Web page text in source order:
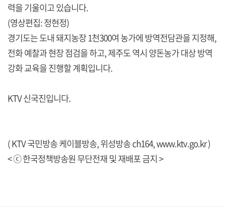
력을 기울이고 있습니다.
(영상편집: 정현정)
경기도는 도내 돼지농장 1천300여 농가에 방역전담관을 지정해,
전화 예찰과 현장 점검을 하고, 제주도 역시 양돈농가 대상 방역
강화 교육을 진행할 계획입니다.
KTV 신국진입니다.
( KTV 국민방송 케이블방송, 위성방송 ch164,www.ktv.go.kr)
< ⓒ 한국정책방송원 무단전재 및 재배포 금지 >